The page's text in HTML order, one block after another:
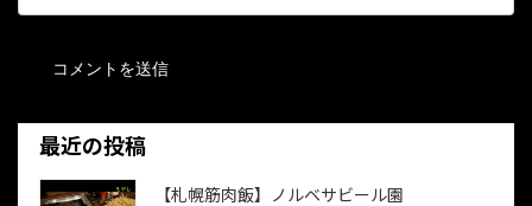
最近の投稿
【札幌筋肉飯】ノルベサビール園